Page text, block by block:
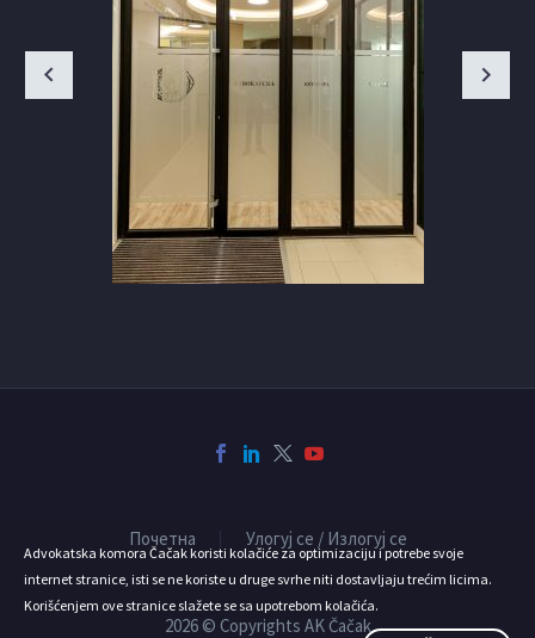
Почетна Улогуј се / Излогуј се
2026 © Copyrights AK Čačak
Advokatska komora Čačak koristi kolačiće za optimizaciju i potrebe svoje
internet stranice, isti se ne koriste u druge svrhe niti dostavljaju trećim licima.
Korišćenjem ove stranice slažete se sa upotrebom kolačića.